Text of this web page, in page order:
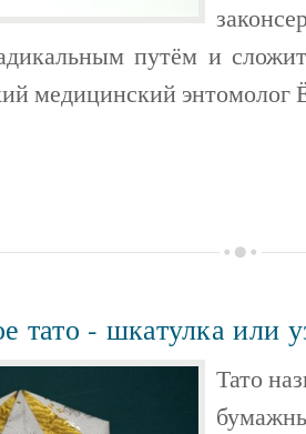
путём и
медицинский
тато - шкатулка или
Тато